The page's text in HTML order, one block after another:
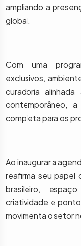
ampliando a
global.
Com uma
exclusivos,
curadoria
contemporâneo,
completa para os
Ao inaugurar a
reafirma seu papel
brasileiro,
criatividade e
movimenta o setor